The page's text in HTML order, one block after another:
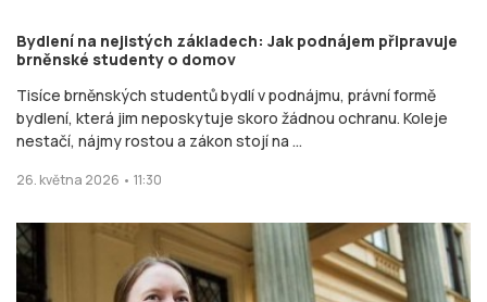
Bydlení na nejistých základech: Jak podnájem připravuje
brněnské studenty o domov
Tisíce brněnských studentů bydlí v podnájmu, právní formě
bydlení, která jim neposkytuje skoro žádnou ochranu. Koleje
nestačí, nájmy rostou a zákon stojí na ...
26. května 2026 • 11:30